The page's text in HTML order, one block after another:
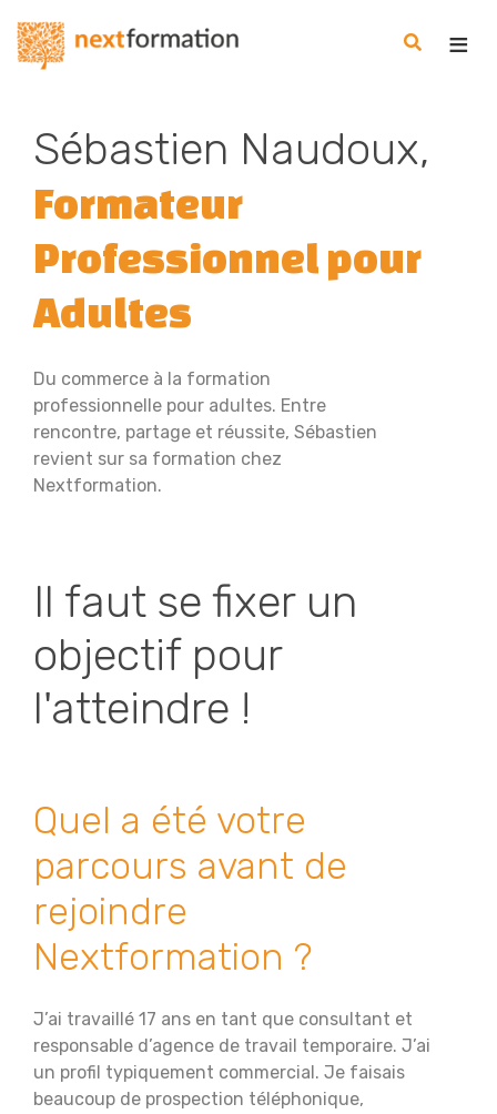
Nextformation
Sébastien Naudoux,
Formateur
Professionnel pour
Adultes
Du commerce à la formation
professionnelle pour adultes. Entre
rencontre, partage et réussite, Sébastien
revient sur sa formation chez
Nextformation.
Il faut se fixer un
objectif pour
l'atteindre !
Quel a été votre
parcours avant de
rejoindre
Nextformation ?
J’ai travaillé 17 ans en tant que consultant et
responsable d’agence de travail temporaire. J’ai
un profil typiquement commercial. Je faisais
beaucoup de prospection téléphonique,